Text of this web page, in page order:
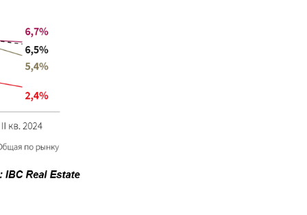
«Отправить», вы даете свое
и использование ваших
свое согласие
данных